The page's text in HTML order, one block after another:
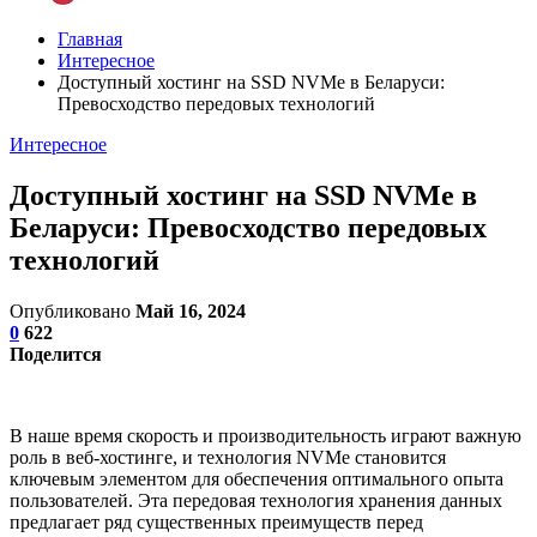
Главная
Интересное
Доступный хостинг на SSD NVMe в Беларуси:
Превосходство передовых технологий
Интересное
Доступный хостинг на SSD NVMe в
Беларуси: Превосходство передовых
технологий
Опубликовано Май 16, 2024
0 622
Поделится
В наше время скорость и производительность играют важную
роль в веб-хостинге, и технология NVMe становится
ключевым элементом для обеспечения оптимального опыта
пользователей. Эта передовая технология хранения данных
предлагает ряд существенных преимуществ перед